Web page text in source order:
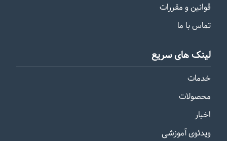
قوانین و مقررات
تماس با ما
لینک های سریع
خدمات
محصولات
اخبار
ویدئوی آموزشی